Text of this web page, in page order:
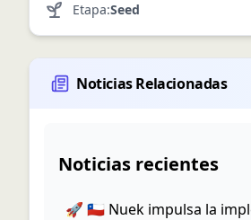
Etapa:Seed
Noticias Relacionadas
Noticias recientes
🚀 🇨🇱 Nuek impulsa la